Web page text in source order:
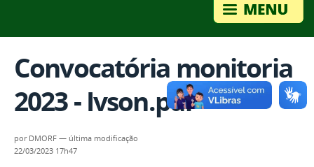
Convocatória monitoria
2023 - Ivson.pdf
por DMORF — última modificação
22/03/2023 17h47